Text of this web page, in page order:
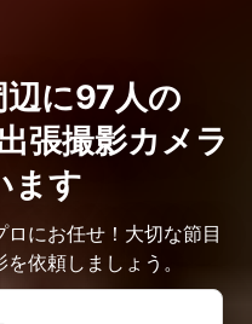
辺に97人の
張撮影カメラ
ます
にお任せ！大切な節目
依頼しましょう。